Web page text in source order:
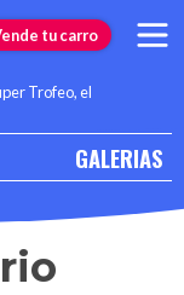
tu carro
Trofeo, el
GALERIAS